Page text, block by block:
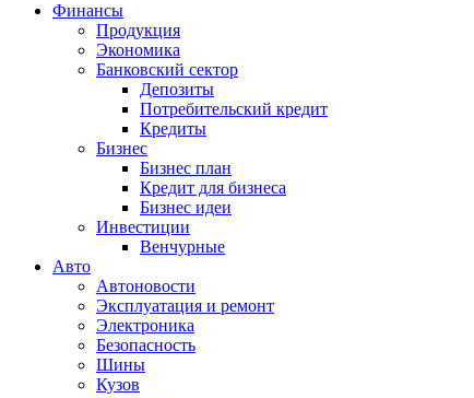
Финансы
Продукция
Экономика
Банковский сектор
Депозиты
Потребительский кредит
Кредиты
Бизнес
Бизнес план
Кредит для бизнеса
Бизнес идеи
Инвестиции
Венчурные
Авто
Автоновости
Эксплуатация и ремонт
Электроника
Безопасность
Шины
Кузов